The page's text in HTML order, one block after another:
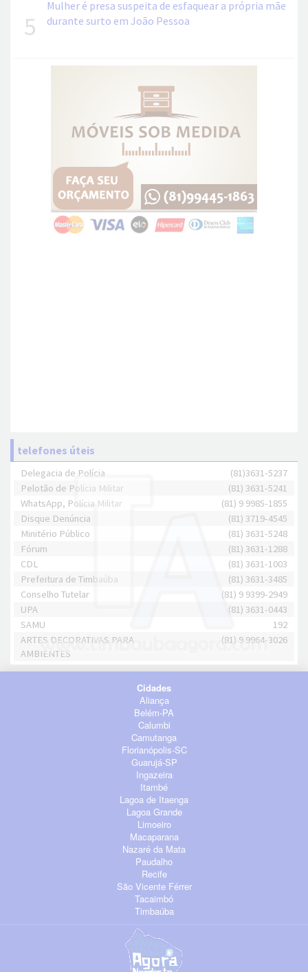
5
Mulher é presa suspeita de esfaquear a própria mãe
durante surto em João Pessoa
telefones úteis
Delegacia de Polícia
(81)3631-5237
Pelotão de Polícia Militar
(81) 3631-5241
WhatsApp, Polícia Militar
(81) 9 9985-1855
Disque Denúncia
(81) 3719-4545
Minitério Público
(81) 3631-5248
Fórum
(81) 3631-1288
CDL
(81) 3631-1003
Prefeitura de Timbaúba
(81) 3631-3485
Conselho Tutelar
(81) 9 9399-2949
UPA
(81) 3631-0443
SAMU
192
ARTES DECORATIVAS PARA
AMBIENTES
(81) 9 9964-3026
Cidades
Aliança
Belém-PA
Calumbi
Camutanga
Florianópolis-SC
Guarujá-SP
Ingazeira
Itambé
Lagoa de Itaenga
Lagoa Grande
Limoeiro
Macaparana
Nazaré da Mata
Paudalho
Recife
São Vicente Férrer
Tacaimbó
Timbaúba